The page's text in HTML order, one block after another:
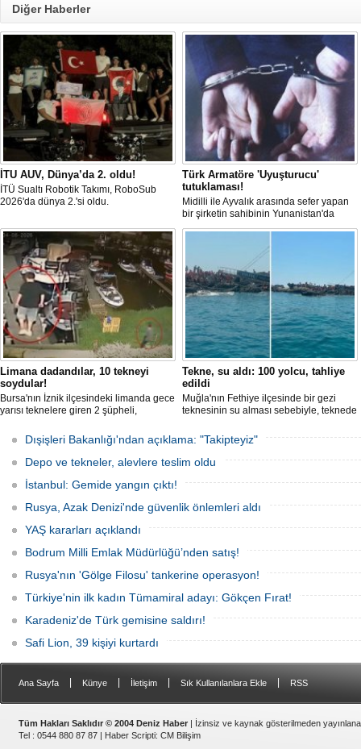
Diğer Haberler
İTU AUV, Dünya’da 2. oldu!
İTÜ Sualtı Robotik Takımı, RoboSub
2026'da dünya 2.'si oldu.
Türk Armatöre 'Uyuşturucu'
tutuklaması!
Midilli ile Ayvalık arasında sefer yapan
bir şirketin sahibinin Yunanistan'da
tutuklandığı bildirildi.
Limana dadandılar, 10 tekneyi
soydular!
Bursa'nın İznik ilçesindeki limanda gece
yarısı teknelere giren 2 şüpheli,
çaldı. Olay, güvenlik kameralarına
yansıdı, tekne sahiplerinin ihbarıyla
jandarma inceleme başlattı.
Tekne, su aldı: 100 yolcu, tahliye
edildi
Muğla'nın Fethiye ilçesinde bir gezi
teknesinin su alması sebebiyle, teknede
teknenin batmaması için bölgede
kurtarma çalışması başlatıldı.
Dışişleri Bakanlığı'ndan açıklama: "Takipteyiz"
Depo ve tekneler, alevlere teslim oldu
İstanbul: Gemide yangın çıktı!
Rusya, Azak Denizi'nde güvenlik önlemleri aldı
YAŞ kararları açıklandı
Bodrum Milli Emlak Müdürlüğü’nden satış!
Rusya'nın 'Gölge Filosu' tankerine operasyon!
Türkiye'nin ilk kadın Tümamiral adayı: Gökçen Fırat!
Karadeniz'de Türk gemisine saldırı!
Safi Lion, 39 kişiyi kurtardı
Ana Sayfa Künye İletişim Sık Kullanılanlara Ekle RSS
Tüm Hakları Saklıdır © 2004 Deniz Haber | İzinsiz ve kaynak gösterilmeden
Tel : 0544 880 87 87 | Haber Scripti: CM Bilişim